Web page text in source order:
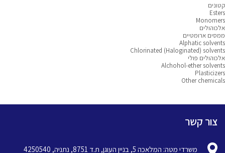
קטונים
Esters
Monomers
אלכוהולים
ממסים ארומטיים
Alphatic solvents
Chlorinated (Haloginated) solvents
אלכוהולים פולי
Alchohol-ether solvents
Plasticizers
Other chemicals
צור קשר
משרדי מטה: המלאכה 5, בניין העוגן, ת.ד 8751, נתניה, 4250540